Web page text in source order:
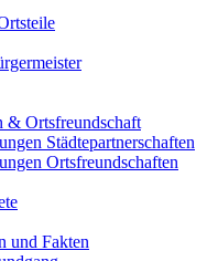
& Ortsfreundschaft
Städtepartnerschaften
Ortsfreundschaften
und Fakten